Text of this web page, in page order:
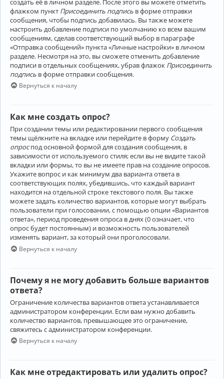
флажком пункт Присоединить подпись в форме отправки
сообщения, чтобы подпись добавилась. Вы также можете
настроить добавление подписи по умолчанию ко всем вашим
сообщениям, сделав соответствующий выбор в параграфе
«Отправка сообщений» пункта «Личные настройки» в личном
разделе. Несмотря на это, вы сможете отменить добавление
подписи в отдельных сообщениях, убрав флажок Присоединить
подпись в форме отправки сообщения.
Вернуться к началу
Как мне создать опрос?
При создании темы или редактировании первого сообщения
темы щёлкните на вкладке или перейдите в форму Создать
опроспод основной формой для создания сообщения, в
зависимости от используемого стиля; если вы не видите такой
вкладки или формы, то вы не имеете прав на создание опросов.
Укажите вопрос и как минимум два варианта ответа в
соответствующих полях, убедившись, что каждый вариант
находится на отдельной строке текстового поля. Вы также
можете задать количество вариантов, которые могут выбрать
пользователи при голосовании, с помощью опции «Вариантов
ответа», период проведения опроса в днях (0 означает, что
опрос будет постоянным) и возможность пользователей
изменять вариант, за который они проголосовали.
Вернуться к началу
Почему я не могу добавить больше вариантов
ответа?
Ограничение количества вариантов ответа устанавливается
администратором конференции. Если вам нужно добавить
количество вариантов, превышающее это ограничение,
свяжитесь с администратором конференции.
Вернуться к началу
Как мне отредактировать или удалить опрос?